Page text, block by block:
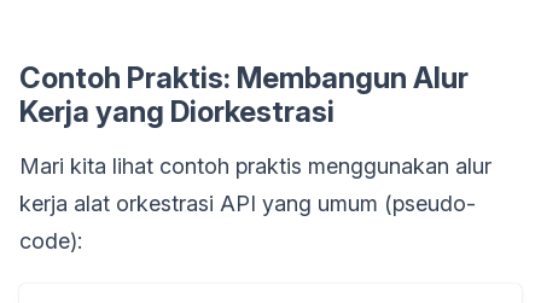
Contoh Praktis: Membangun Alur
Kerja yang Diorkestrasi
Mari kita lihat contoh praktis menggunakan alur
kerja alat orkestrasi API yang umum (pseudo-
code):